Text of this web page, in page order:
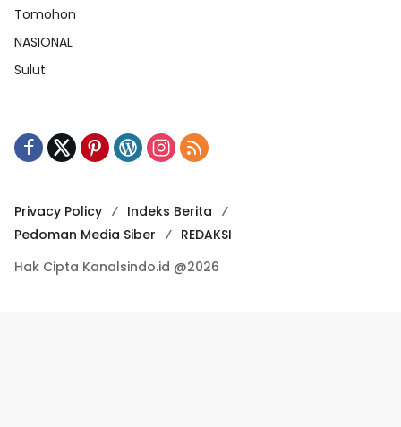
Tomohon
NASIONAL
Sulut
Privacy Policy
Indeks Berita
Pedoman Media Siber
REDAKSI
Hak Cipta Kanalsindo.id @2026